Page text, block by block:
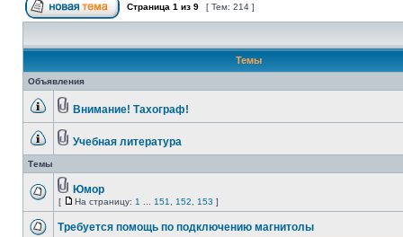
Страница 1 из 9 [ Тем: 214 ]
Темы
Объявления
Внимание! Тахограф!
Учебная литература
Темы
Юмор
[ На страницу: 1 151 152 153 ]
Требуется помощь по подключению магнитолы